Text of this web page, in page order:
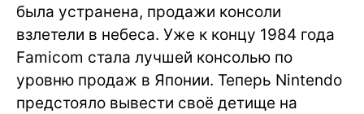
была устранена, продажи консоли
взлетели в небеса. Уже к концу 1984 года
Famicom стала лучшей консолью по
уровню продаж в Японии. Теперь Nintendo
предстояло вывести своё детище на